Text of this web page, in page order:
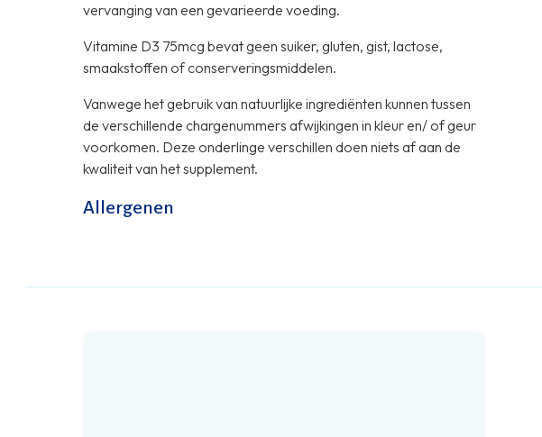
vervanging van een gevarieerde voeding.
Vitamine D3 75mcg bevat geen suiker, gluten, gist, lactose,
smaakstoffen of conserveringsmiddelen.
Vanwege het gebruik van natuurlijke ingrediënten kunnen tussen
de verschillende chargenummers afwijkingen in kleur en/ of geur
voorkomen. Deze onderlinge verschillen doen niets af aan de
kwaliteit van het supplement.
Allergenen